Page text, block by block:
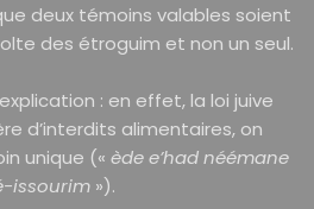
deux témoins valables soient
des étroguim et non un seul.
: en effet, la loi juive
d’interdits alimentaires, on
unique (« ède e’had néémane
issourim»).